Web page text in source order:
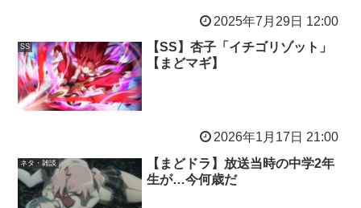
2025年7月29日 12:00
SS
【SS】杏子「イチゴリゾット」
【まどマギ】
2026年1月17日 21:00
ネタ・雑談
【まどドラ】放送当時の中学2年
生が…今何歳だ